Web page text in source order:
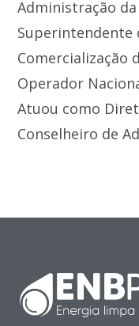
Administração
Superintendente
Comercialização
Operador
Atuou como
Conselheiro de